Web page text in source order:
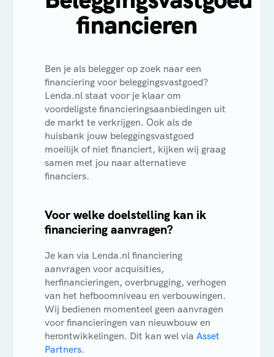
financieren
Ben je als belegger op zoek naar een
financiering voor beleggingsvastgoed?
Lenda.nl staat voor je klaar om
voordeligste financieringsaanbiedingen uit
de markt te verkrijgen. Ook als de
huisbank jouw beleggingsvastgoed
moeilijk of niet financiert, kijken wij graag
samen met jou naar alternatieve
financiers.
Voor welke doelstelling kan ik
financiering aanvragen?
Je kan via Lenda.nl financiering
aanvragen voor acquisities,
herfinancieringen, overbrugging, verhogen
van het hefboomniveau en verbouwingen.
Wij bedienen momenteel geen aanvragen
voor financieringen van nieuwbouw en
herontwikkelingen. Dit kan wel viaAsset
Partners.